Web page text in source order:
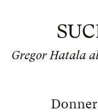
Gregor Hatala